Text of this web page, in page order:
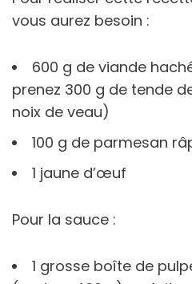
vous aurez besoin :
600 g de viande
prenez 300 g de tende
noix de veau)
100 g de parmesan
1 jaune d’œuf
Pour la sauce :
1 grosse boîte de